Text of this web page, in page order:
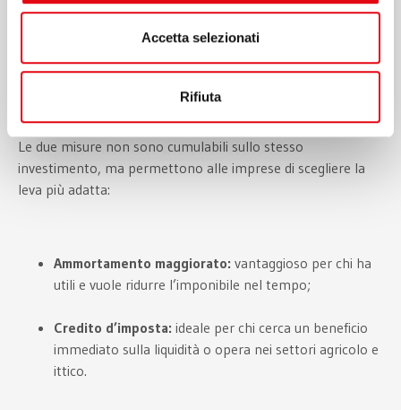
Accetta selezionati
Rifiuta
e riduzione dell’impatto energetico.
Strumenti alternativi, ma
Le due misure non sono cumulabili sullo stesso
investimento, ma permettono alle imprese di scegliere la
leva più adatta:
Ammortamento maggiorato: vantaggioso per chi ha
utili e vuole ridurre l’imponibile nel tempo;
Credito d’imposta: ideale per chi cerca un beneficio
immediato sulla liquidità o opera nei settori agricolo e
ittico.